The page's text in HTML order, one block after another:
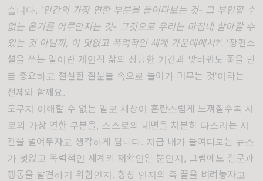
습니다. '인간의 가장 연한 부분을 들여다보는 것- 그 부인할 수
없는 온기를 어루만지는 것- 그것으로 우리는 마침내 살아갈 수
있는 것 아닐까, 이 덧없고 폭력적인 세계 가운데에서?'. '장편소
설을 쓰는 일이란 개인적 삶의 상당한 기간과 맞바꿔도 좋을 만
큼 중요하고 절실한 질문들 속으로 들어가 머무는 것'이라는
전제와 함께요.
도무지 이해할 수 없는 일로 세상이 혼란스럽게 느껴질수록 서
로의 가장 연한 부분을, 스스로의 내면을 차분히 다스리는 시
간을 벌어두자고 생각하게 됩니다. 지금 내가 들여다보는 뉴스
가 덧없고 폭력적인 세계의 재확인일 뿐인지, 그럼에도 질문과
행동을 발견하기 위함인지. 항상 인지의 촉 끝을 벼려놓자고